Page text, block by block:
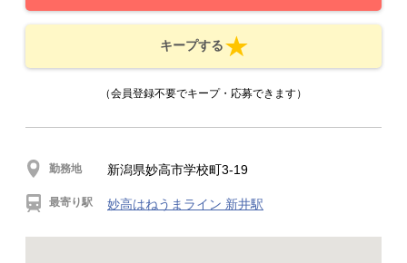
キープする
（会員登録不要でキープ・応募できます）
勤務地 新潟県妙高市学校町3-19
最寄り駅 妙高はねうまライン 新井駅